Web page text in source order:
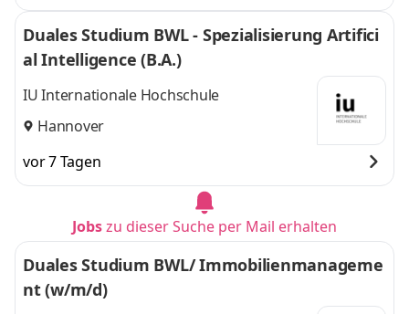
Duales Studium BWL - Spezialisierung Artifici
al Intelligence (B.A.)
IU Internationale Hochschule
Hannover
vor 7 Tagen
Jobszu dieser Suche per Mail erhalten
Duales Studium BWL/ Immobilienmanageme
nt (w/m/d)